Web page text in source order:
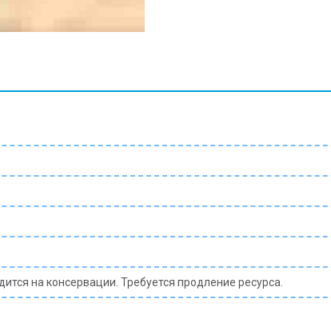
на консервации. Требуется продление ресурса.